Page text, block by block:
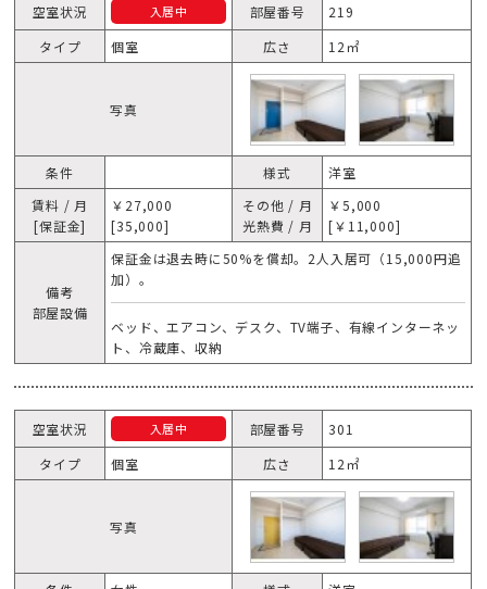
空室状況 入居中 部屋番号
219
タイプ
個室 広さ 12㎡
写真
条件 様式
洋室
賃料 / 月
[保証金]
￥27,000
[35,000]
その他 / 月
光熱費 / 月
￥5,000
[￥11,000]
備考
部屋設備
保証金は退去時に50%を償却。2人入居可（15,000円追
加）。
ベッド、エアコン、デスク、TV端子、有線インターネッ
ト、冷蔵庫、収納
空室状況 入居中 部屋番号
301
タイプ
個室 広さ 12㎡
写真